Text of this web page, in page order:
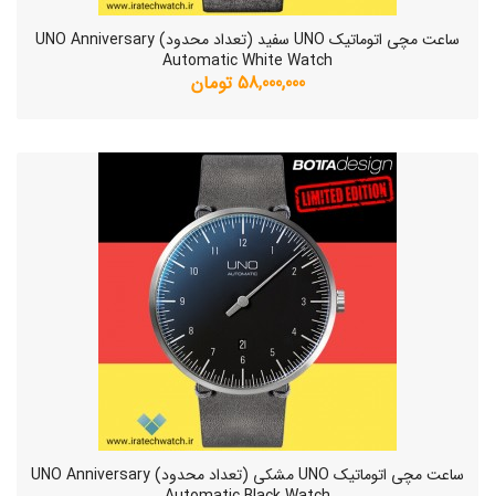
ساعت مچی اتوماتیک UNO سفید (تعداد محدود) UNO Anniversary
Automatic White Watch
58,000,000 تومان
ساعت مچی اتوماتیک UNO مشکی (تعداد محدود) UNO Anniversary